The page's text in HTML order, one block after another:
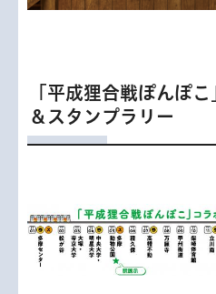
「平成狸合戦ぽんぽ
＆スタンプラリー